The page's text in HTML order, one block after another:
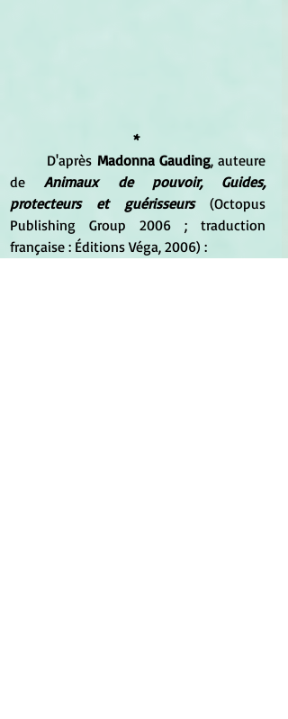
*
	D'après
Madonna Gauding, auteure
de Animaux de pouvoir, Guides,
protecteurs et guérisseurs (Octopus
Publishing Group 2006 ; traduction
française : Éditions Véga, 2006) :